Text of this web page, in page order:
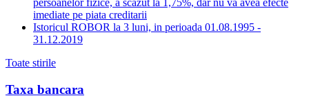
persoanelor fizice, a scazut la 1,75%, dar nu va avea efecte
imediate pe piata creditarii
Istoricul ROBOR la 3 luni, in perioada 01.08.1995 -
31.12.2019
Toate stirile
Taxa bancara